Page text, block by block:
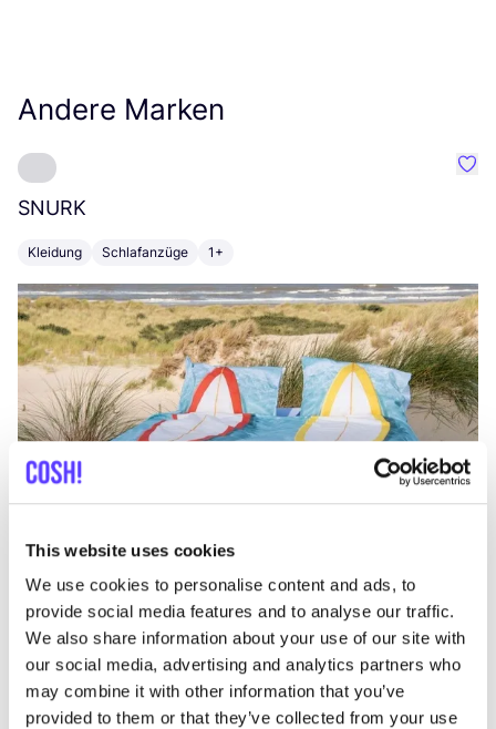
This website uses cookies
We use cookies to personalise content and ads, to
provide social media features and to analyse our traffic.
We also share information about your use of our site with
our social media, advertising and analytics partners who
may combine it with other information that you’ve
provided to them or that they’ve collected from your use
Andere Marken
SNURK
Kleidung Schlafanzüge 1+